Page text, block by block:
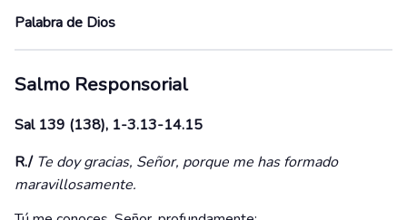
Palabra de Dios
Salmo Responsorial
Sal 139 (138), 1-3.13-14.15
R./ Te doy gracias, Señor, porque me has formado
maravillosamente.